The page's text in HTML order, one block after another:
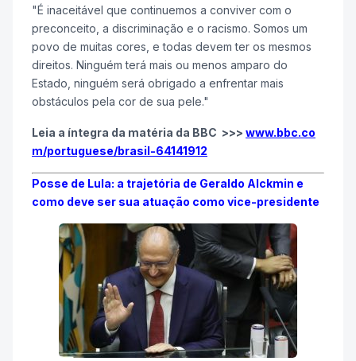
"É inaceitável que continuemos a conviver com o
preconceito, a discriminação e o racismo. Somos um
povo de muitas cores, e todas devem ter os mesmos
direitos. Ninguém terá mais ou menos amparo do
Estado, ninguém será obrigado a enfrentar mais
obstáculos pela cor de sua pele."
Leia a íntegra da matéria da BBC >>> www.bbc.co
m/portuguese/brasil-64141912
Posse de Lula: a trajetória de Geraldo Alckmin e
como deve ser sua atuação como vice-presidente